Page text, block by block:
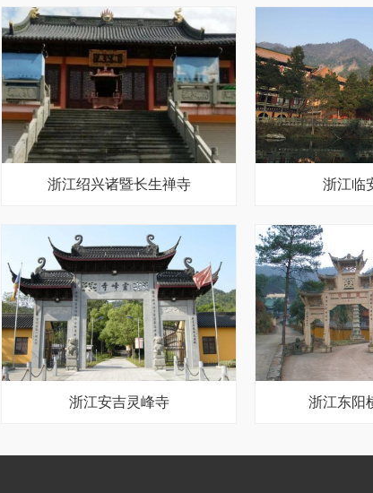
浙江绍兴诸暨长生禅寺 浙江临
浙江安吉灵峰寺 浙江东阳